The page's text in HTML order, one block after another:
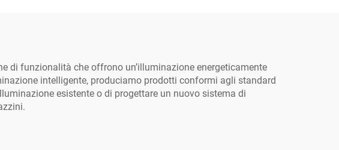
calcio
di funzionalità che offrono un’illuminazione energeticamente
intelligente, produciamo prodotti conformi agli standard
esistente o di progettare un nuovo sistema di